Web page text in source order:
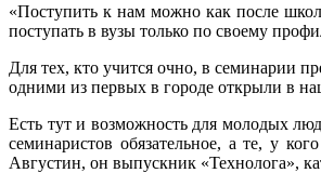
«Поступить к нам можно как после
поступать в вузы только по своему
Для тех, кто учится очно, в семинарии
одними из первых в городе открыли в
Есть тут и возможность для молодых
семинаристов обязательное, а те, у
Августин, он выпускник «Технолога»,